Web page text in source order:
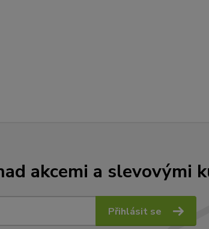
akcemi a slevovými
Přihlásit se